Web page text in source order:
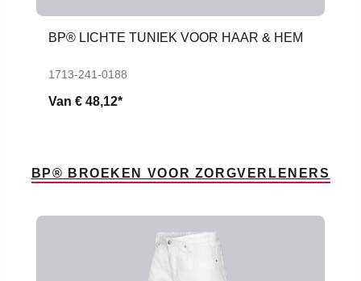
BP® LICHTE TUNIEK VOOR HAAR & HEM
1713-241-0188
Van € 48,12*
BP® BROEKEN VOOR ZORGVERLENERS
Productgalerij overslaan